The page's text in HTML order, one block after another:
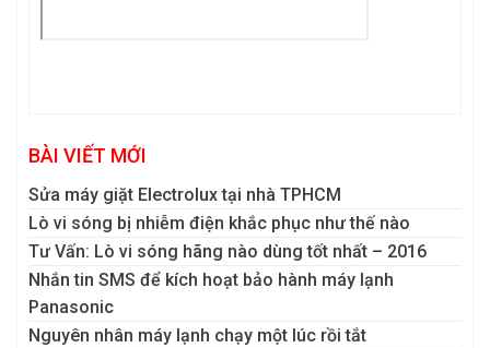
BÀI VIẾT MỚI
Sửa máy giặt Electrolux tại nhà TPHCM
Lò vi sóng bị nhiễm điện khắc phục như thế nào
Tư Vấn: Lò vi sóng hãng nào dùng tốt nhất – 2016
Nhắn tin SMS để kích hoạt bảo hành máy lạnh
Panasonic
Nguyên nhân máy lạnh chạy một lúc rồi tắt